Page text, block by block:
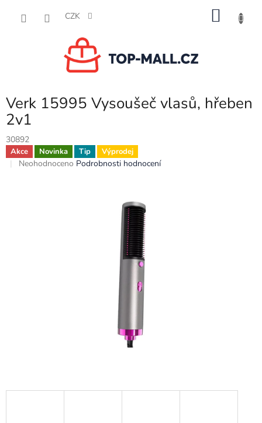
CZK
Verk 15995 Vysoušeč vlasů, hřeben
2v1
30892
Akce Novinka Tip Výprodej
Průměrné
Neohodnoceno Podrobnosti hodnocení